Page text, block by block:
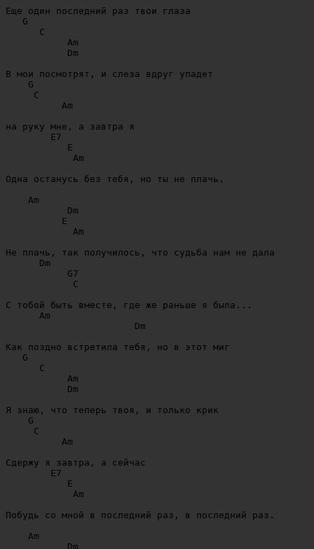
Еще один последний раз твои глаза
   G
      C
           Am
           Dm
В мои посмотрят, и слеза вдруг упадет
    G
     C
          Am
на руку мне, а завтра я
        E7
           E
            Am
Одна останусь без тебя, но ты не плачь.
    Am
           Dm
          E
            Am
Не плачь, так получилось, что судьба нам не дала
      Dm
           G7
            C
С тобой быть вместе, где же раньше я была...
      Am
                       Dm
Как поздно встретила тебя, но в этот миг
   G
      C
           Am
           Dm
Я знаю, что теперь твоя, и только крик
    G
     C
          Am
Сдержу я завтра, а сейчас
        E7
           E
            Am
Побудь со мной в последний раз, в последний раз.
    Am
           Dm